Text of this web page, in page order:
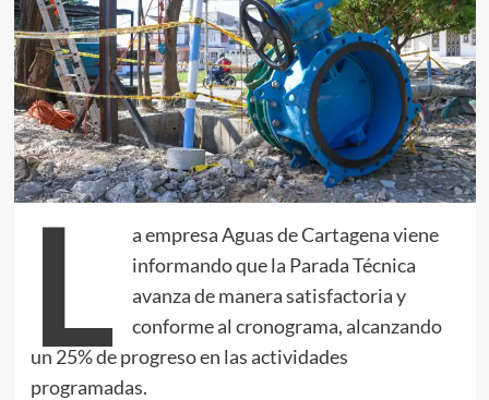
L
a empresa Aguas de Cartagena viene
informando que la Parada Técnica
avanza de manera satisfactoria y
conforme al cronograma, alcanzando
un 25% de progreso en las actividades
programadas.